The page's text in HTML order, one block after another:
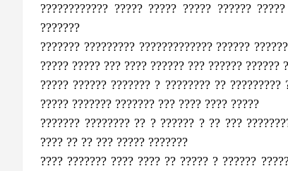
???????????? ????? ????? ????? ??????
???????
??????? ????????? ????????????? ??????
????? ????? ??? ???? ?????? ??? ?????? ??????
????? ?????? ??????? ? ???????? ??
????? ??????? ??????? ??? ???? ???? ?????
??????? ???????? ?? ? ?????? ? ?? ???
???? ?? ?? ??? ????? ???????
???? ??????? ???? ???? ?? ????? ? ??????